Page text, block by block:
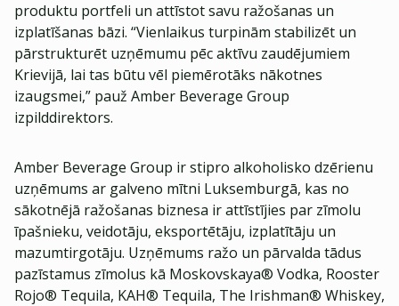
produktu portfeli un attīstot savu ražošanas un
izplatīšanas bāzi. “Vienlaikus turpinām stabilizēt un
pārstrukturēt uzņēmumu pēc aktīvu zaudējumiem
Krievijā, lai tas būtu vēl piemērotāks nākotnes
izaugsmei,” pauž Amber Beverage Group
izpilddirektors.
Amber Beverage Group ir stipro alkoholisko dzērienu
uzņēmums ar galveno mītni Luksemburgā, kas no
sākotnējā ražošanas biznesa ir attīstījies par zīmolu
īpašnieku, veidotāju, eksportētāju, izplatītāju un
mazumtirgotāju. Uzņēmums ražo un pārvalda tādus
pazīstamus zīmolus kā Moskovskaya® Vodka, Rooster
Rojo® Tequila, KAH® Tequila, The Irishman® Whiskey,